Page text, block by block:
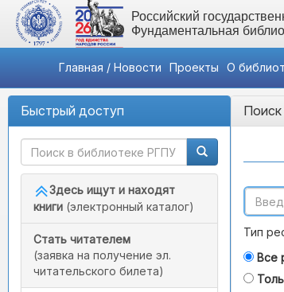
Российский
Фундаментальная
Главная / Новости Проекты О
Быстрый доступ
Здесь ищут и находят
книги (электронный каталог)
Стать читателем
(заявка на получение эл.
читательского билета)
Поиск
Тип
Все